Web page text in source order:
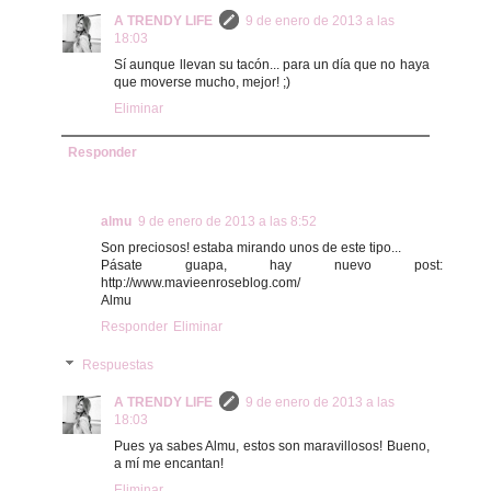
A TRENDY LIFE
9 de enero de 2013 a las
18:03
Sí aunque llevan su tacón... para un día que no haya
que moverse mucho, mejor! ;)
Eliminar
Responder
almu 9 de enero de 2013 a las 8:52
Son preciosos! estaba mirando unos de este tipo...
Pásate guapa, hay nuevo post:
http://www.mavieenroseblog.com/
Almu
Responder Eliminar
Respuestas
A TRENDY LIFE
9 de enero de 2013 a las
18:03
Pues ya sabes Almu, estos son maravillosos! Bueno,
a mí me encantan!